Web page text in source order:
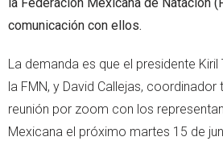
la Federación Mexicana de Natación
comunicación con ellos.
La demanda es que el presidente
la FMN, y David Callejas,
reunión por zoom con los
Mexicana el próximo martes 15 de